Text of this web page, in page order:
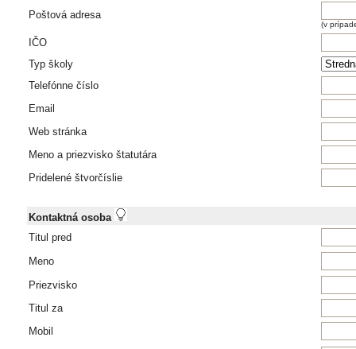
Poštová adresa
(v
IČO
Typ školy
Telefónne číslo
Email
Web stránka
Meno a priezvisko štatutára
Pridelené štvorčíslie
Kontaktná osoba
Titul pred
Meno
Priezvisko
Titul za
Mobil